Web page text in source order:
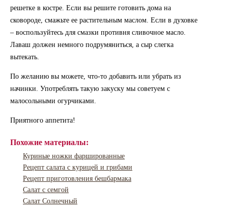
решетке в костре. Если вы решите готовить дома на
сковороде, смажьте ее растительным маслом. Если в духовке
– воспользуйтесь для смазки противня сливочное масло.
Лаваш должен немного подрумяниться, а сыр слегка
вытекать.
По желанию вы можете, что-то добавить или убрать из
начинки. Употреблять такую закуску мы советуем с
малосольными огурчиками.
Приятного аппетита!
Похожие материалы:
Куриные ножки фаршированные
Рецепт салата с курицей и грибами
Рецепт приготовления бешбармака
Салат с семгой
Салат Солнечный